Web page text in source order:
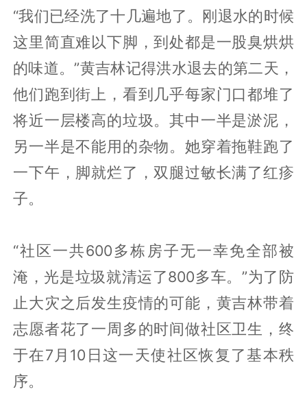
“我们已经洗了十几遍地了。刚退水的时候
这里简直难以下脚，到处都是一股臭烘烘
的味道。”黄吉林记得洪水退去的第二天，
他们跑到街上，看到几乎每家门口都堆了
将近一层楼高的垃圾。其中一半是淤泥，
另一半是不能用的杂物。她穿着拖鞋跑了
一下午，脚就烂了，双腿过敏长满了红疹
子。
“社区一共600多栋房子无一幸免全部被
淹，光是垃圾就清运了800多车。”为了防
止大灾之后发生疫情的可能，黄吉林带着
志愿者花了一周多的时间做社区卫生，终
于在7月10日这一天使社区恢复了基本秩
序。